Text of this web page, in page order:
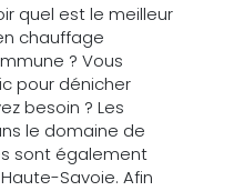
quel est le meilleur
chauffage
? Vous
pour dénicher
besoin ? Les
le domaine de
sont également
Savoie. Afin